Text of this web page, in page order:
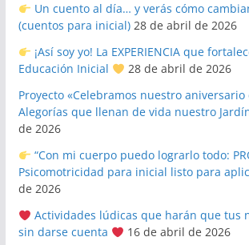
Un cuento al día… y verás cómo
(cuentos para inicial) 28 de abril de 2026
¡Así soy yo! La EXPERIENCIA que
Educación Inicial
28 de abril de 2026
Proyecto «Celebramos nuestro aniversario
Alegorías que llenan de vida nuestro
de 2026
“Con mi cuerpo puedo lograrlo todo:
Psicomotricidad para inicial listo para
de 2026
Actividades lúdicas que harán que tus
sin darse cuenta
16 de abril de 2026